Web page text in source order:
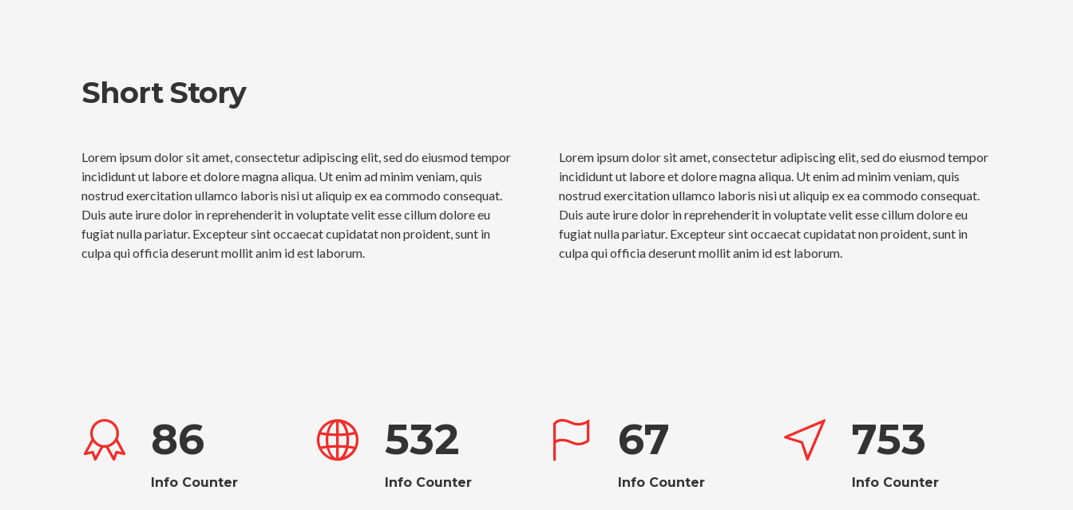
Short Story
Lorem ipsum dolor sit amet, consectetur adipiscing elit, sed do eiusmod tempor
incididunt ut labore et dolore magna aliqua. Ut enim ad minim veniam, quis
nostrud exercitation ullamco laboris nisi ut aliquip ex ea commodo consequat.
Duis aute irure dolor in reprehenderit in voluptate velit esse cillum dolore eu
fugiat nulla pariatur. Excepteur sint occaecat cupidatat non proident, sunt in
culpa qui officia deserunt mollit anim id est laborum.
Lorem ipsum dolor sit amet, consectetur adipiscing elit, sed do eiusmod tempor
incididunt ut labore et dolore magna aliqua. Ut enim ad minim veniam, quis
nostrud exercitation ullamco laboris nisi ut aliquip ex ea commodo consequat.
Duis aute irure dolor in reprehenderit in voluptate velit esse cillum dolore eu
fugiat nulla pariatur. Excepteur sint occaecat cupidatat non proident, sunt in
culpa qui officia deserunt mollit anim id est laborum.
86
Info Counter
532
Info Counter
67
Info Counter
753
Info Counter